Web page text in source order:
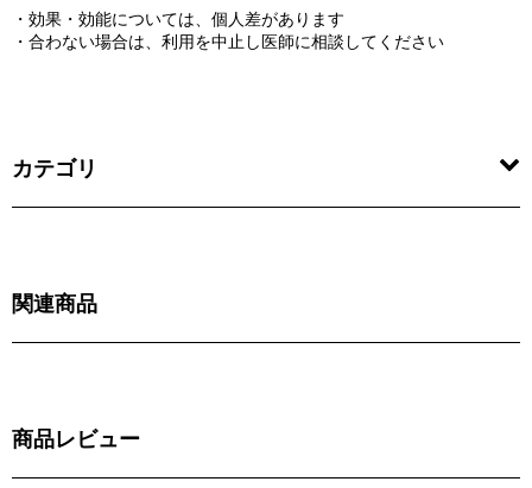
・効果・効能については、個人差があります
・合わない場合は、利用を中止し医師に相談してください
カテゴリ
関連商品
商品レビュー